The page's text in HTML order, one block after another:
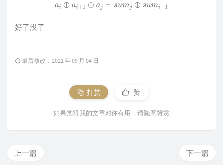
ai⊕a i+1 ⊕a j=s umj⊕s um i−1
好了没了
最后修改：2021 年 09 月 04 日
打赏 赞
如果觉得我的文章对你有用，请随意赞赏
下一篇
上一篇